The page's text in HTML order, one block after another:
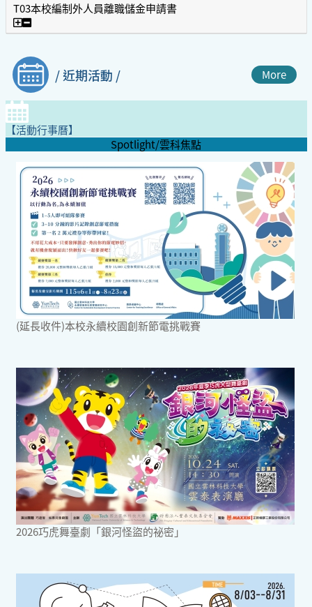
T03本校編制外人員離職儲金申請書
T03本校編制外人員離職儲金申請書
/ 近期活動 / More
【活動行事曆】
Spotlight/雲科焦點
(延長收件)本校永續校園創新節電挑戰賽
2026巧虎舞臺劇「銀河怪盜的祕密」